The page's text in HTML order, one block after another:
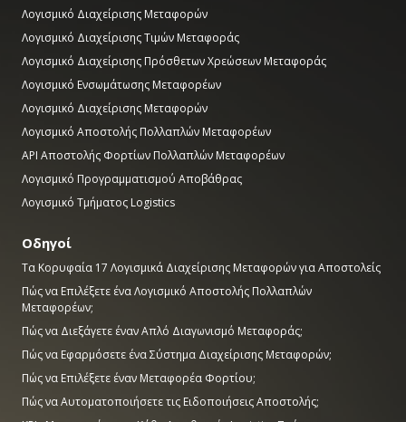
Λογισμικό Διαχείρισης Μεταφορών
Λογισμικό Διαχείρισης Τιμών Μεταφοράς
Λογισμικό Διαχείρισης Πρόσθετων Χρεώσεων Μεταφοράς
Λογισμικό Ενσωμάτωσης Μεταφορέων
Λογισμικό Διαχείρισης Μεταφορών
Λογισμικό Αποστολής Πολλαπλών Μεταφορέων
API Αποστολής Φορτίων Πολλαπλών Μεταφορέων
Λογισμικό Προγραμματισμού Αποβάθρας
Λογισμικό Τμήματος Logistics
Οδηγοί
Τα Κορυφαία 17 Λογισμικά Διαχείρισης Μεταφορών για Αποστολείς
Πώς να Επιλέξετε ένα Λογισμικό Αποστολής Πολλαπλών
Μεταφορέων;
Πώς να Διεξάγετε έναν Απλό Διαγωνισμό Μεταφοράς;
Πώς να Εφαρμόσετε ένα Σύστημα Διαχείρισης Μεταφορών;
Πώς να Επιλέξετε έναν Μεταφορέα Φορτίου;
Πώς να Αυτοματοποιήσετε τις Ειδοποιήσεις Αποστολής;